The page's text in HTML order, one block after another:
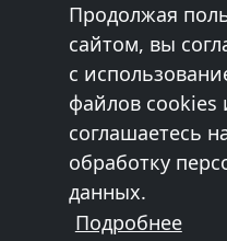
Эл. почта:
Обработка
Сведения об
Лицензия
Сайт разработан в
Продолжая
сайтом, вы
с
файлов cookies
соглашаетесь
обработку
данных.
Подробнее